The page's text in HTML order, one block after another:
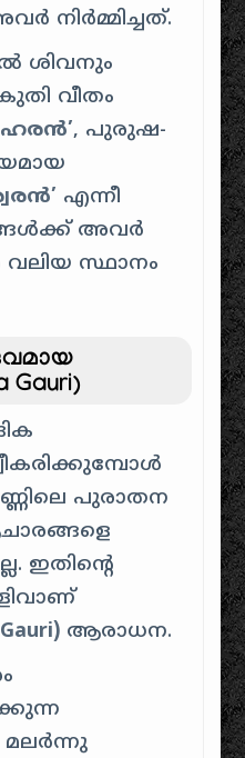
നിർമ്മിച്ചത്.
ശിവനും
വീതം
, പുരുഷ-
എന്നീ
അവർ
വലിയ സ്ഥാനം
Gauri)
പുരാതന
ഇതിന്റെ
ആരാധന.
മലർന്നു